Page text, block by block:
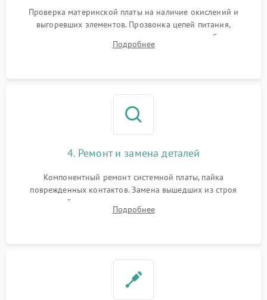
Проверка материнской платы на наличие окислений и
выгоревших элементов. Прозвонка цепей питания,
тестирование приводных моторов колес и турбины
всасывания. Оценка состояния оптических и инфракрасных
Подробнее
4. Ремонт и замена деталей
Компонентный ремонт системной платы, пайка
поврежденных контактов. Замена вышедших из строя
двигателей, изношенного аккумулятора, неисправного
лидара или помпы подачи воды. Восстановление шлейфов и
Подробнее